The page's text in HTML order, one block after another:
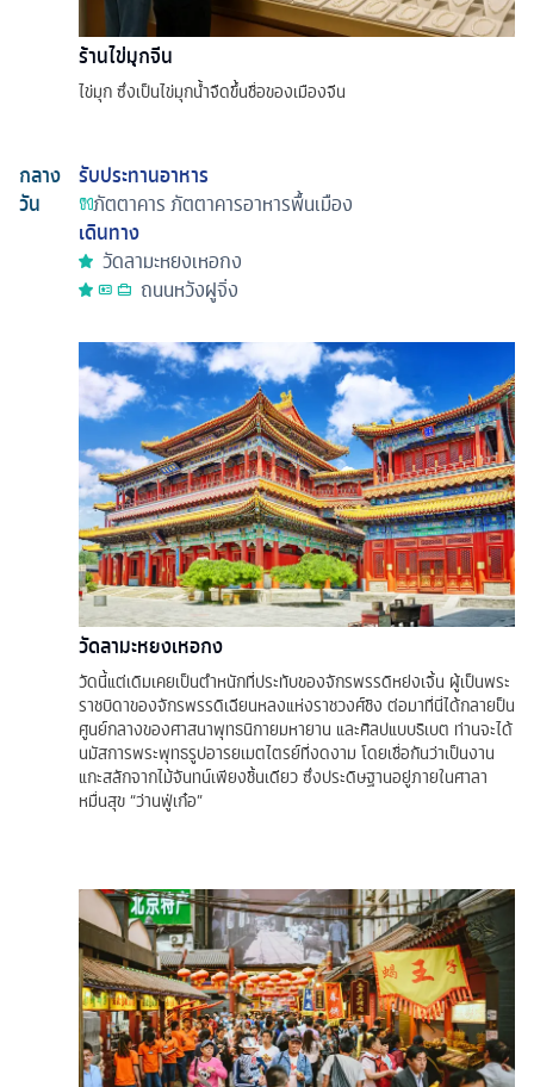
ร้านไข่มุกจีน
ไข่มุก ซึ่งเป็นไข่มุกน้ำจืดขึ้นชื่อของเมืองจีน
กลาง
วัน
รับประทานอาหาร
ภัตตาคารภัตตาคารอาหารพื้นเมือง
เดินทาง
วัดลามะหยงเหอกง
ถนนหวังฝูจิ่ง
วัดลามะหยงเหอกง
วัดนี้แต่เดิมเคยเป็นตำหนักที่ประทับของจักรพรรดิหย่งเจิ้น ผู้เป็นพระ
ราชบิดาของจักรพรรดิเฉียนหลงแห่งราชวงศ์ชิง ต่อมาที่นี่ได้กลายป็น
ศูนย์กลางของศาสนาพุทธนิกายมหายาน และศิลปแบบธิเบต ท่านจะได้
นมัสการพระพุทธรูปอารยเมตไตรย์ที่งดงาม โดยเชื่อกันว่าเป็นงาน
แกะสลักจากไม้จันทน์เพียงชิ้นเดียว ซึ่งประดิษฐานอยู่ภายในศาลา
หมื่นสุข “ว่านฟู่เก๋อ”